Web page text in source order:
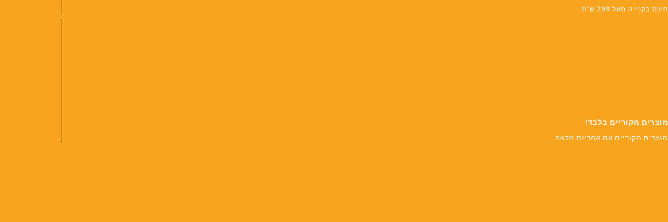
חינם בקנייה מעל 299 ש"ח
מוצרים מקוריים בלבד!
מוצרים מקוריים עם אחריות מלאה